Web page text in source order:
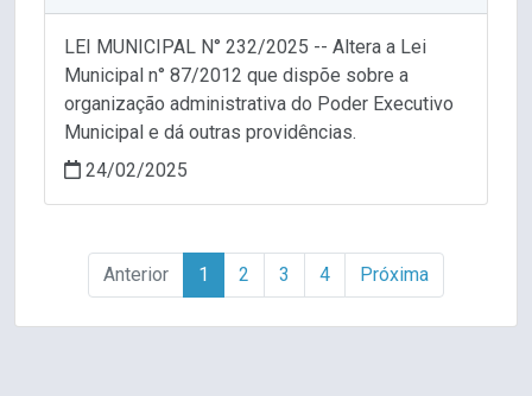
LEI MUNICIPAL N° 232/2025 -- Altera a Lei
Municipal n° 87/2012 que dispõe sobre a
organização administrativa do Poder Executivo
Municipal e dá outras providências.
24/02/2025
Anterior 1 2 3 4 Próxima